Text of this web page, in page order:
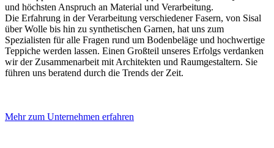
und höchsten Anspruch an Material und Verarbeitung.
Die Erfahrung in der Verarbeitung verschiedener Fasern, von Sisal
über Wolle bis hin zu synthetischen Garnen, hat uns zum
Spezialisten für alle Fragen rund um Bodenbeläge und hochwertige
Teppiche werden lassen. Einen Großteil unseres Erfolgs verdanken
wir der Zusammenarbeit mit Architekten und Raumgestaltern. Sie
führen uns beratend durch die Trends der Zeit.
Mehr zum Unternehmen erfahren